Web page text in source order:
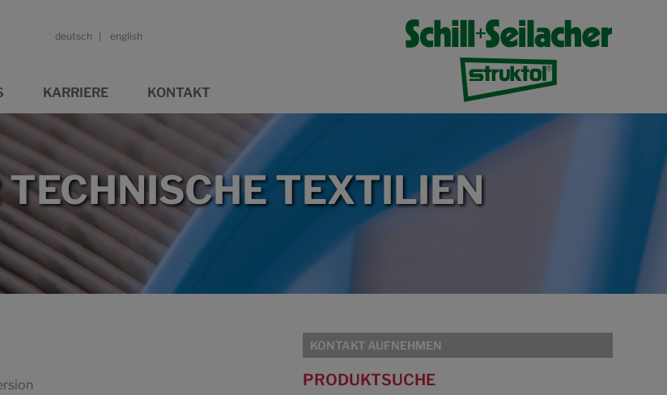
deutsch english
KARRIERE KONTAKT
TEXTILIEN
KONTAKT AUFNEHMEN
PRODUKTSUCHE